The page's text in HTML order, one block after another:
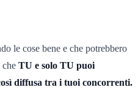
le cose bene e che potrebbero
che TU e solo TU puoi
diffusa tra i tuoi concorrenti.